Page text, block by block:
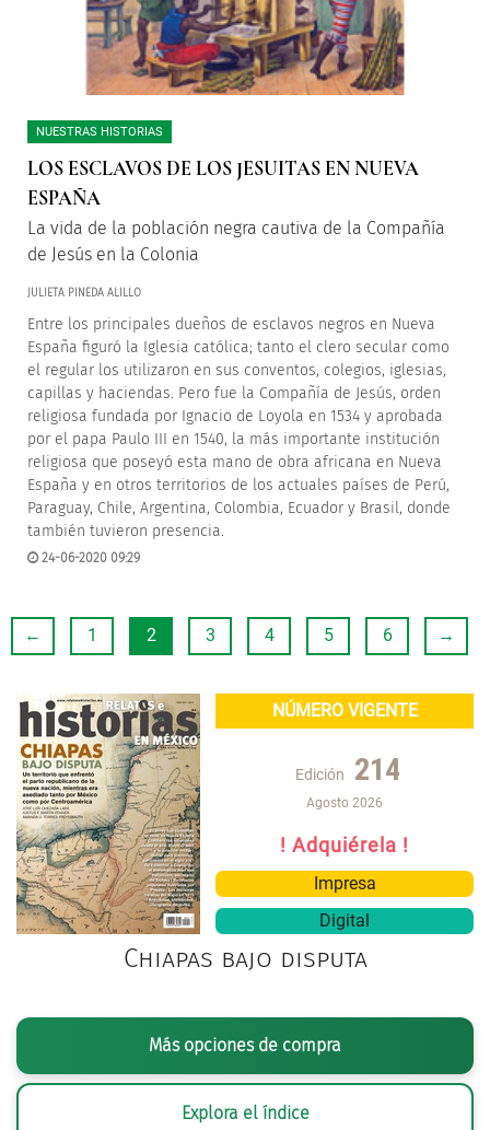
NUESTRAS HISTORIAS
LOS ESCLAVOS DE LOS JESUITAS EN NUEVA
ESPAÑA
La vida de la población negra cautiva de la Compañía
de Jesús en la Colonia
JULIETA PINEDA ALILLO
Entre los principales dueños de esclavos negros en Nueva
España figuró la Iglesia católica; tanto el clero secular como
el regular los utilizaron en sus conventos, colegios, iglesias,
capillas y haciendas. Pero fue la Compañía de Jesús, orden
religiosa fundada por Ignacio de Loyola en 1534 y aprobada
por el papa Paulo III en 1540, la más importante institución
religiosa que poseyó esta mano de obra africana en Nueva
España y en otros territorios de los actuales países de Perú,
Paraguay, Chile, Argentina, Colombia, Ecuador y Brasil, donde
también tuvieron presencia.
24-06-2020 09:29
← 1 2 3 4 5 6 →
NÚMERO VIGENTE
Edición 214
Agosto 2026
! Adquiérela !
Impresa
Digital
Chiapas bajo disputa
Más opciones de compra
Explora el índice